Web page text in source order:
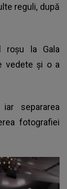
reguli, după
roşu la Gala
vedete şi o a
separarea
fotografiei